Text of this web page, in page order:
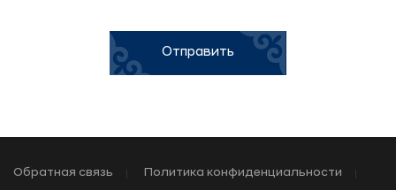
Отправить
Обратная связь Политика конфиденциальности